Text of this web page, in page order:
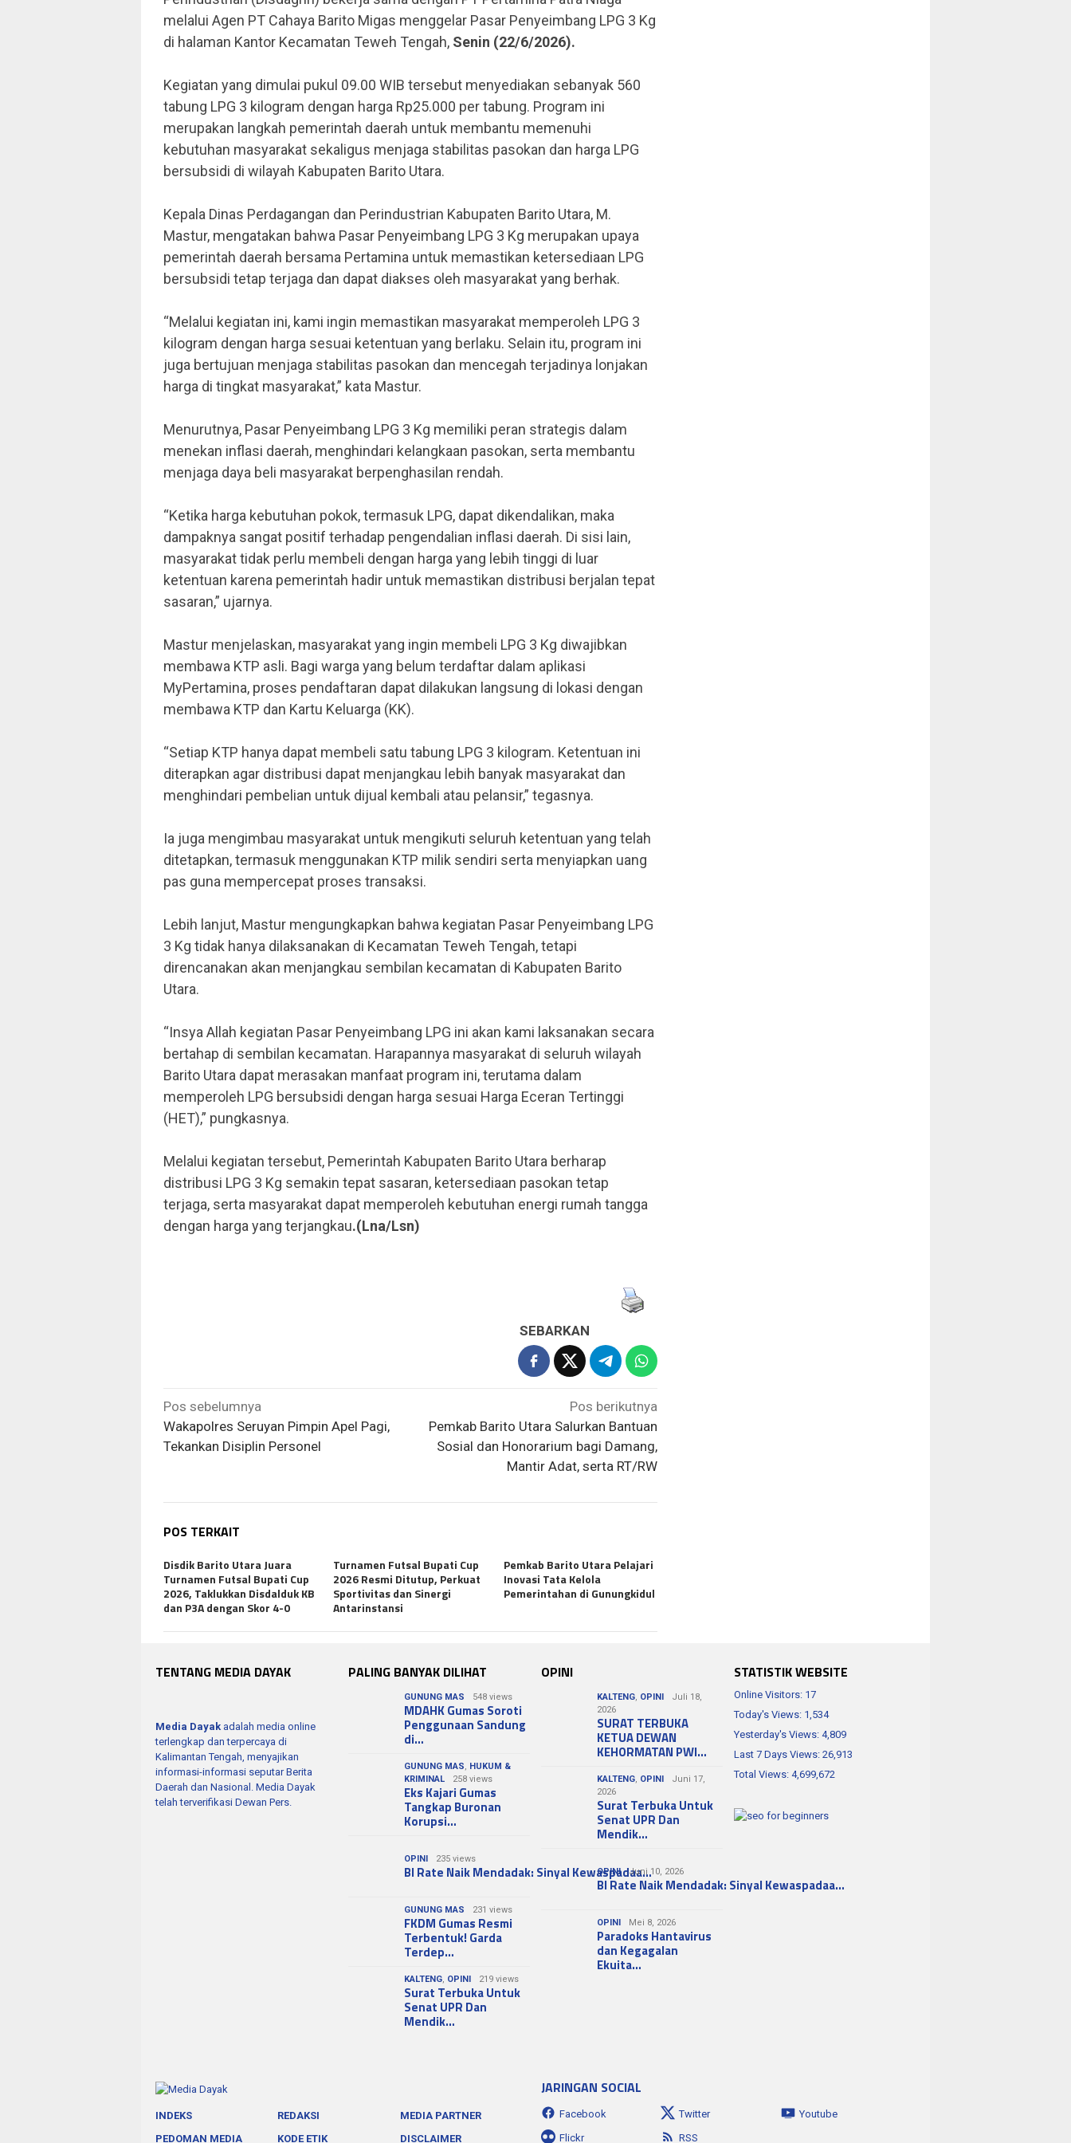
melalui Agen PT Cahaya Barito Migas menggelar Pasar Penyeimbang LPG 3 Kg
di halaman Kantor Kecamatan Teweh Tengah, Senin (22/6/2026).
Kegiatan yang dimulai pukul 09.00 WIB tersebut menyediakan sebanyak 560
tabung LPG 3 kilogram dengan harga Rp25.000 per tabung. Program ini
merupakan langkah pemerintah daerah untuk membantu memenuhi
kebutuhan masyarakat sekaligus menjaga stabilitas pasokan dan harga LPG
bersubsidi di wilayah Kabupaten Barito Utara.
Kepala Dinas Perdagangan dan Perindustrian Kabupaten Barito Utara, M.
Mastur, mengatakan bahwa Pasar Penyeimbang LPG 3 Kg merupakan upaya
pemerintah daerah bersama Pertamina untuk memastikan ketersediaan LPG
bersubsidi tetap terjaga dan dapat diakses oleh masyarakat yang berhak.
“Melalui kegiatan ini, kami ingin memastikan masyarakat memperoleh LPG 3
kilogram dengan harga sesuai ketentuan yang berlaku. Selain itu, program ini
juga bertujuan menjaga stabilitas pasokan dan mencegah terjadinya lonjakan
harga di tingkat masyarakat,” kata Mastur.
Menurutnya, Pasar Penyeimbang LPG 3 Kg memiliki peran strategis dalam
menekan inflasi daerah, menghindari kelangkaan pasokan, serta membantu
menjaga daya beli masyarakat berpenghasilan rendah.
“Ketika harga kebutuhan pokok, termasuk LPG, dapat dikendalikan, maka
dampaknya sangat positif terhadap pengendalian inflasi daerah. Di sisi lain,
masyarakat tidak perlu membeli dengan harga yang lebih tinggi di luar
ketentuan karena pemerintah hadir untuk memastikan distribusi berjalan tepat
sasaran,” ujarnya.
Mastur menjelaskan, masyarakat yang ingin membeli LPG 3 Kg diwajibkan
membawa KTP asli. Bagi warga yang belum terdaftar dalam aplikasi
MyPertamina, proses pendaftaran dapat dilakukan langsung di lokasi dengan
membawa KTP dan Kartu Keluarga (KK).
“Setiap KTP hanya dapat membeli satu tabung LPG 3 kilogram. Ketentuan ini
diterapkan agar distribusi dapat menjangkau lebih banyak masyarakat dan
menghindari pembelian untuk dijual kembali atau pelansir,” tegasnya.
Ia juga mengimbau masyarakat untuk mengikuti seluruh ketentuan yang telah
ditetapkan, termasuk menggunakan KTP milik sendiri serta menyiapkan uang
pas guna mempercepat proses transaksi.
Lebih lanjut, Mastur mengungkapkan bahwa kegiatan Pasar Penyeimbang LPG
3 Kg tidak hanya dilaksanakan di Kecamatan Teweh Tengah, tetapi
direncanakan akan menjangkau sembilan kecamatan di Kabupaten Barito
Utara.
“Insya Allah kegiatan Pasar Penyeimbang LPG ini akan kami laksanakan secara
bertahap di sembilan kecamatan. Harapannya masyarakat di seluruh wilayah
Barito Utara dapat merasakan manfaat program ini, terutama dalam
memperoleh LPG bersubsidi dengan harga sesuai Harga Eceran Tertinggi
(HET),” pungkasnya.
Melalui kegiatan tersebut, Pemerintah Kabupaten Barito Utara berharap
distribusi LPG 3 Kg semakin tepat sasaran, ketersediaan pasokan tetap
terjaga, serta masyarakat dapat memperoleh kebutuhan energi rumah tangga
dengan harga yang terjangkau.(Lna/Lsn)
SEBARKAN
Navigasi
pos
Pos sebelumnya
Wakapolres Seruyan Pimpin Apel Pagi,
Tekankan Disiplin Personel
Pos berikutnya
Pemkab Barito Utara Salurkan Bantuan
Sosial dan Honorarium bagi Damang,
Mantir Adat, serta RT/RW
POS TERKAIT
Disdik Barito Utara Juara
Turnamen Futsal Bupati Cup
2026, Taklukkan Disdalduk KB
dan P3A dengan Skor 4-0
Turnamen Futsal Bupati Cup
2026 Resmi Ditutup, Perkuat
Sportivitas dan Sinergi
Antarinstansi
Pemkab Barito Utara Pelajari
Inovasi Tata Kelola
Pemerintahan di Gunungkidul
TENTANG MEDIA DAYAK
Media Dayak adalah media online
terlengkap dan terpercaya di
Kalimantan Tengah, menyajikan
informasi-informasi seputar Berita
Daerah dan Nasional. Media Dayak
telah terverifikasi Dewan Pers.
PALING BANYAK DILIHAT
GUNUNG MAS 548 views
MDAHK Gumas Soroti
Penggunaan Sandung
di…
GUNUNG MAS, HUKUM &
KRIMINAL
258 views
Eks Kajari Gumas
Tangkap Buronan
Korupsi…
OPINI 235 views
BI Rate Naik Mendadak: Sinyal Kewaspadaa…
GUNUNG MAS 231 views
FKDM Gumas Resmi
Terbentuk! Garda
Terdep…
KALTENG, OPINI 219 views
Surat Terbuka Untuk
Senat UPR Dan
Mendik…
OPINI
KALTENG, OPINI
Juli 18,
2026
SURAT TERBUKA
KETUA DEWAN
KEHORMATAN PWI…
KALTENG, OPINI
Juni 17,
2026
Surat Terbuka Untuk
Senat UPR Dan
Mendik…
OPINI Juni 10, 2026
BI Rate Naik Mendadak: Sinyal Kewaspadaa…
OPINI Mei 8, 2026
Paradoks Hantavirus
dan Kegagalan
Ekuita…
STATISTIK WEBSITE
Online Visitors: 17
Today's Views: 1,534
Yesterday's Views: 4,809
Last 7 Days Views: 26,913
Total Views: 4,699,672
INDEKS REDAKSI
MEDIA PARTNER
PEDOMAN MEDIA
KODE ETIK DISCLAIMER
JARINGAN SOCIAL
Facebook Twitter
Youtube
Flickr
RSS